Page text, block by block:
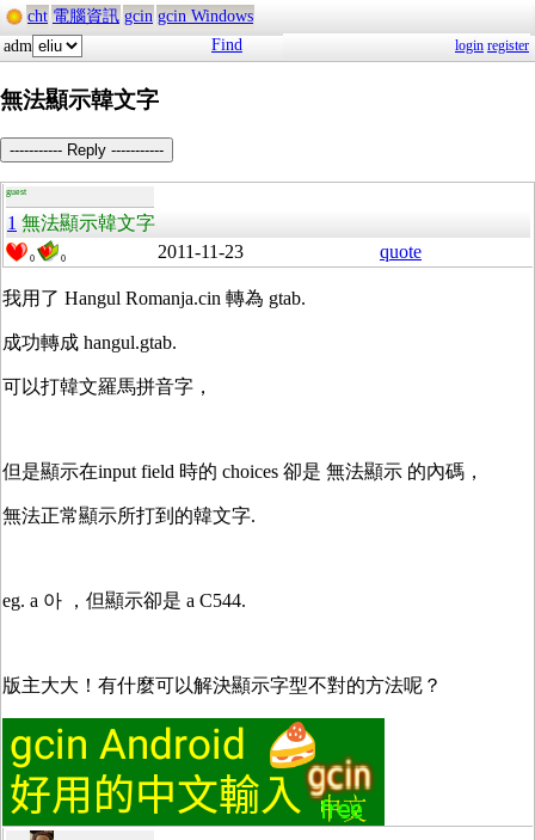
cht 電腦資訊 gcin gcin Windows
adm
Find login register
無法顯示韓文字
----------- Reply -----------
guest
1 無法顯示韓文字
0 0 2011-11-23 quote
我用了 Hangul Romanja.cin 轉為 gtab.
成功轉成 hangul.gtab.
可以打韓文羅馬拼音字，
但是顯示在input field 時的 choices 卻是 無法顯示 的內碼，
無法正常顯示所打到的韓文字.
eg. a 아 ，但顯示卻是 a C544.
版主大大！有什麼可以解決顯示字型不對的方法呢？